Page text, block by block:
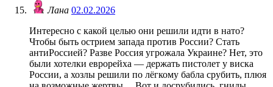
Лана 02.02.2026
Интересно с какой целью они решили идти в нато?
Чтобы быть острием запада против России? Стать
антиРоссией? Разве Россия угрожала Украине? Нет, это
были хотелки еврорейха — держать пистолет у виска
России, а хозлы решили по лёгкому бабла срубить, плюя